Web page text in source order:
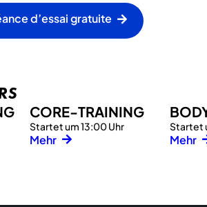
d’essai gratuite
CORE-TRAINING
Startet um 13:00 Uhr
Mehr
Startet
Mehr